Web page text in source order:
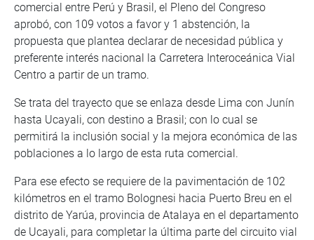
comercial entre Perú y Brasil, el Pleno del Congreso
aprobó, con 109 votos a favor y 1 abstención, la
propuesta que plantea declarar de necesidad pública y
preferente interés nacional la Carretera Interoceánica Vial
Centro a partir de un tramo.
Se trata del trayecto que se enlaza desde Lima con Junín
hasta Ucayali, con destino a Brasil; con lo cual se
permitirá la inclusión social y la mejora económica de las
poblaciones a lo largo de esta ruta comercial.
Para ese efecto se requiere de la pavimentación de 102
kilómetros en el tramo Bolognesi hacia Puerto Breu en el
distrito de Yarúa, provincia de Atalaya en el departamento
de Ucayali, para completar la última parte del circuito vial